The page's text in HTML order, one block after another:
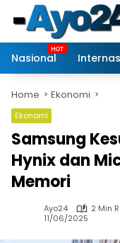
content
Nasional
Home Ekonomi
Ekonomi
Samsung
Hynix dan
Memori
Ayo24
2 Min
11/06/2025